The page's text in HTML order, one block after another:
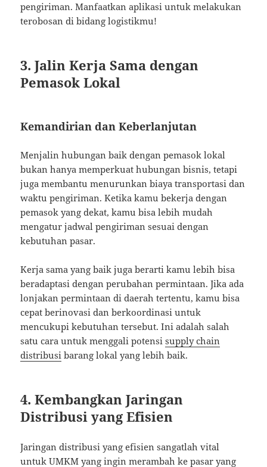
pengiriman. Manfaatkan aplikasi untuk melakukan
terobosan di bidang logistikmu!
3. Jalin Kerja Sama dengan
Pemasok Lokal
Kemandirian dan Keberlanjutan
Menjalin hubungan baik dengan pemasok lokal
bukan hanya memperkuat hubungan bisnis, tetapi
juga membantu menurunkan biaya transportasi dan
waktu pengiriman. Ketika kamu bekerja dengan
pemasok yang dekat, kamu bisa lebih mudah
mengatur jadwal pengiriman sesuai dengan
kebutuhan pasar.
Kerja sama yang baik juga berarti kamu lebih bisa
beradaptasi dengan perubahan permintaan. Jika ada
lonjakan permintaan di daerah tertentu, kamu bisa
cepat berinovasi dan berkoordinasi untuk
mencukupi kebutuhan tersebut. Ini adalah salah
satu cara untuk menggali potensisupply chain
distribusi barang lokal yang lebih baik.
4. Kembangkan Jaringan
Distribusi yang Efisien
Jaringan distribusi yang efisien sangatlah vital
untuk UMKM yang ingin merambah ke pasar yang